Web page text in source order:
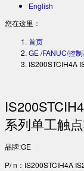
English
您在这里：
首页
GE /FANUC/控
IS200STCIH4A
系列单工触
品牌:GE
P/ n：IS200STCIH4A